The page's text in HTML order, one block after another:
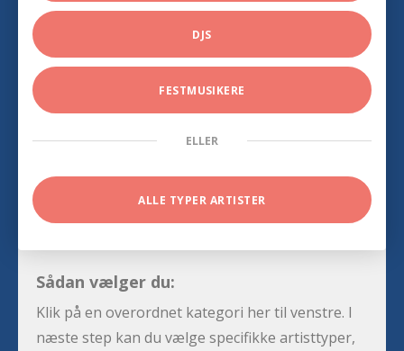
DJS
FESTMUSIKERE
ELLER
ALLE TYPER ARTISTER
Sådan vælger du:
Klik på en overordnet kategori her til venstre. I
næste step kan du vælge specifikke artisttyper,